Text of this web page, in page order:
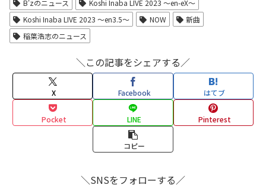
B'zのニュース
Koshi Inaba LIVE 2023 〜en-eX〜
Koshi Inaba LIVE 2023 ～en3.5〜
NOW
新曲
稲葉浩志のニュース
＼この記事をシェアする／
X Facebook はてブ
Pocket LINE Pinterest
コピー
＼SNSをフォローする／